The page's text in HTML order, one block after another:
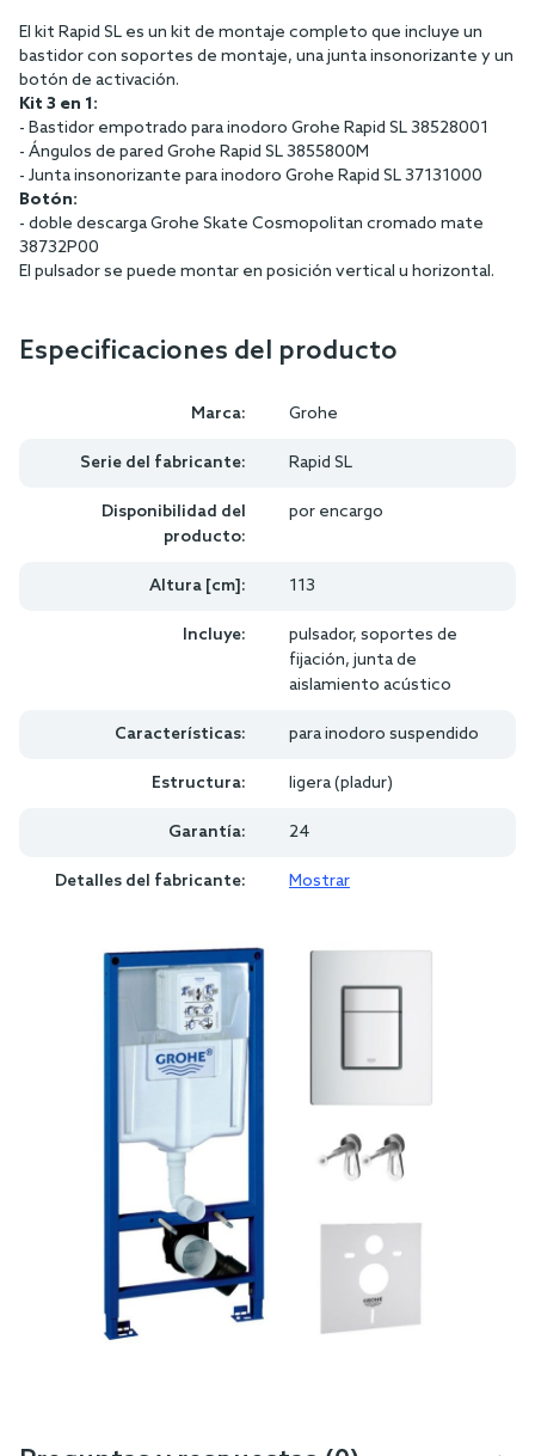
El kit Rapid SL es un kit de montaje completo que incluye un
bastidor con soportes de montaje, una junta insonorizante y un
botón de activación.
Kit 3 en 1:
- Bastidor empotrado para inodoro Grohe Rapid SL 38528001
- Ángulos de pared Grohe Rapid SL 3855800M
- Junta insonorizante para inodoro Grohe Rapid SL 37131000
Botón:
- doble descarga Grohe Skate Cosmopolitan cromado mate
38732P00
El pulsador se puede montar en posición vertical u horizontal.
Especificaciones del producto
Marca: Grohe
Serie del fabricante: Rapid SL
Disponibilidad del
producto:
por encargo
Altura [cm]: 113
Incluye:
pulsador, soportes de
fijación, junta de
aislamiento acústico
Características: para inodoro suspendido
Estructura: ligera (pladur)
Garantía: 24
Detalles del fabricante: Mostrar